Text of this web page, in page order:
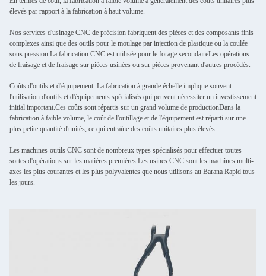
élevés par rapport à la fabrication à haut volume.
Nos services d'usinage CNC de précision fabriquent des pièces et des composants finis
complexes ainsi que des outils pour le moulage par injection de plastique ou la coulée
sous pression.La fabrication CNC est utilisée pour le forage secondaireLes opérations
de fraisage et de fraisage sur pièces usinées ou sur pièces provenant d'autres procédés.
Coûts d'outils et d'équipement: La fabrication à grande échelle implique souvent
l'utilisation d'outils et d'équipements spécialisés qui peuvent nécessiter un investissement
initial important.Ces coûts sont répartis sur un grand volume de productionDans la
fabrication à faible volume, le coût de l'outillage et de l'équipement est réparti sur une
plus petite quantité d'unités, ce qui entraîne des coûts unitaires plus élevés.
Les machines-outils CNC sont de nombreux types spécialisés pour effectuer toutes
sortes d'opérations sur les matières premières.Les usines CNC sont les machines multi-
axes les plus courantes et les plus polyvalentes que nous utilisons au Barana Rapid tous
les jours.